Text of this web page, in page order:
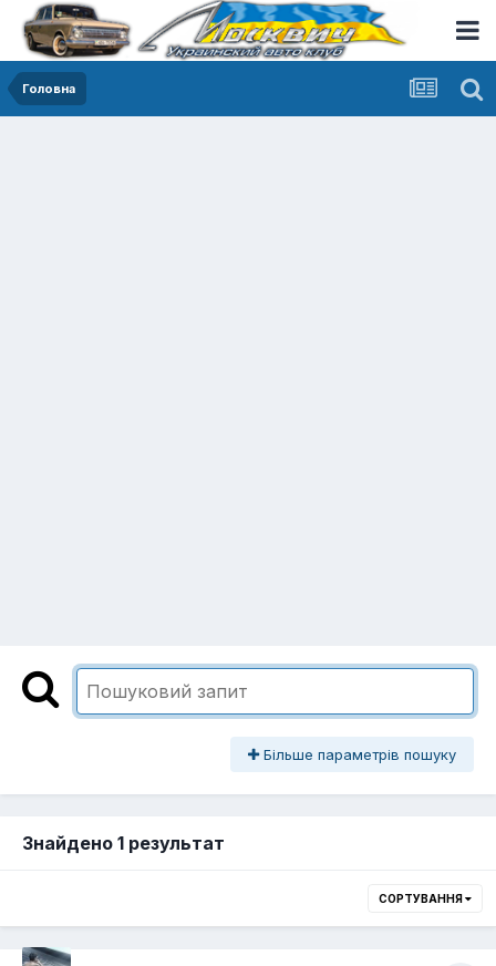
Головна
Більше параметрів пошуку
Знайдено 1 результат
СОРТУВАННЯ